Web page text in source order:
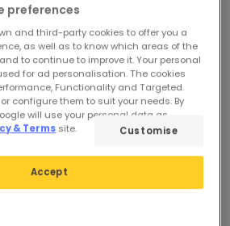
a
CCT Selezionabile Iridix
Round
Prenotare, spedizione a
partire dal 14/08/2026
preferences
and third-party cookies to offer you a
as well as to know which areas of the
to continue to improve it. Your personal
for ad personalisation. The cookies
Functionality and Targeted.
configure them to suit your needs. By
will use your personal data as
& Terms site.
Accept
Customise